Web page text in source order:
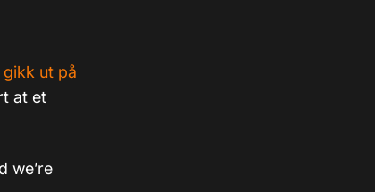
gikk ut på
at et
we’re